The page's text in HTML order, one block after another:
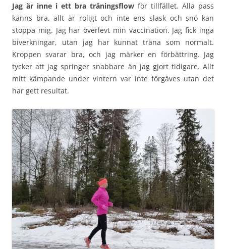
Jag är inne i ett bra träningsflow för tillfället. Alla pass
känns bra, allt är roligt och inte ens slask och snö kan
stoppa mig. Jag har överlevt min vaccination. Jag fick inga
biverkningar, utan jag har kunnat träna som normalt.
Kroppen svarar bra, och jag märker en förbättring. Jag
tycker att jag springer snabbare än jag gjort tidigare. Allt
mitt kämpande under vintern var inte förgäves utan det
har gett resultat.